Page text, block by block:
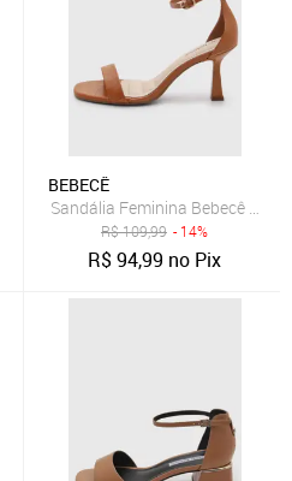
Bloco Tiras Caramelo
BEBECÊ
Sandália Feminina Bebecê
R$109,99 - 14%
R$94,99 no Pix